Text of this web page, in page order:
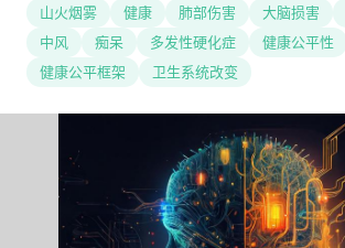
山火烟雾 健康 肺部伤害 大脑损害
中风
痴呆 多发性硬化症 健康公平性
健康公平框架
卫生系统改变